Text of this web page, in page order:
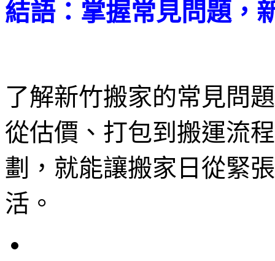
結語：掌握常見問題，
了解新竹搬家的常見問
從估價、打包到搬運流
劃，就能讓搬家日從緊
活。